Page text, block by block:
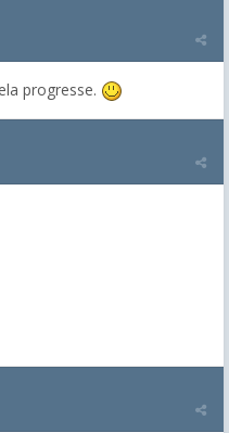
progresse.